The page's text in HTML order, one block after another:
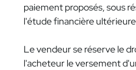
paiement proposés, sous
l'étude financière
Le vendeur se réserve le
l'acheteur le versement